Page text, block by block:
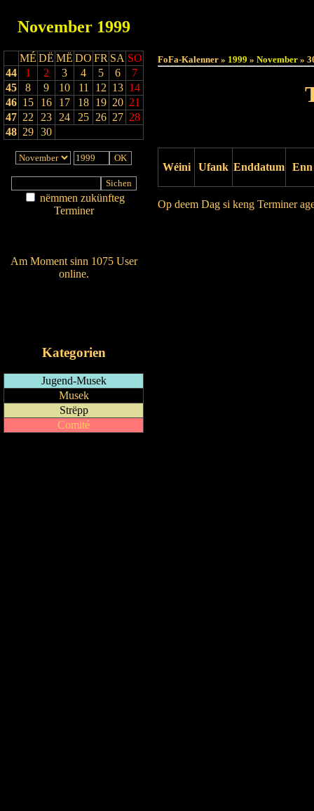
November 1999
MÉ DË MË DO FR SA SO
44
1 2 3 4 5 6
7
45
8 9 10 11 12 13 14
46 15 16 17 18 19 20 21
47 22 23 24 25 26 27 28
48 29 30
nëmmen zukünfteg
Terminer
Am Moment sinn 1075 User
online.
Kategorien
Jugend-Musek
Musek
Strëpp
Comité
FoFa-Kalenner » 1999 » November »
Wéini Ufank Enddatum Enn
Op deem Dag si keng Terminer